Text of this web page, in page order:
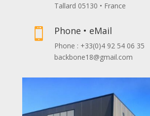
Tallard 05130 • France
 Phone • eMail
Phone : +33(0)4 92 54 06 35
backbone18@gmail.com